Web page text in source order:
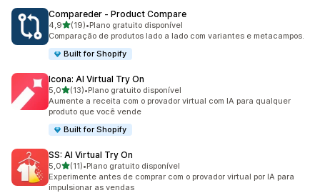
Compareder ‑ Product Compare
4,9de 5 estrelas
(19)
19 avaliações ao todo
•Plano gratuito disponível
Comparação de produtos lado a lado com variantes e metacampos.
Built for Shopify
Icona: AI Virtual Try On
5,0de 5 estrelas
(13)
13 avaliações ao todo
•Plano gratuito disponível
Aumente a receita com o provador virtual com IA para qualquer
produto que você vende
Built for Shopify
SS: AI Virtual Try On
5,0de 5 estrelas
(11)
11 avaliações ao todo
•Plano gratuito disponível
Experimente antes de comprar com o provador virtual por IA para
impulsionar as vendas